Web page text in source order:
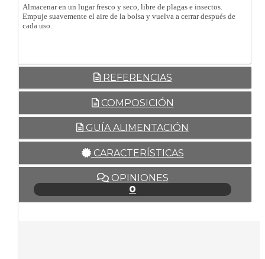
Almacenar en un lugar fresco y seco, libre de plagas e insectos.
Empuje suavemente el aire de la bolsa y vuelva a cerrar después de
cada uso.
REFERENCIAS
COMPOSICIÓN
GUÍA ALIMENTACIÓN
CARACTERÍSTICAS
OPINIONES
0